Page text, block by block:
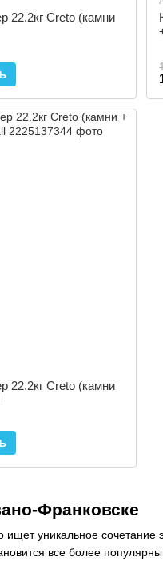
Франковске
уникальное сочетание
все более
22.2кг Creto (камни
22.2кг Creto (камни